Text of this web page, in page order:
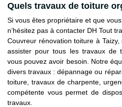
Quels travaux de toiture
Si vous êtes propriétaire et que
n’hésitez pas à contacter DH Tout
Couvreur rénovation toiture à
assister pour tous les travaux de
vous pouvez avoir besoin. Notre
divers travaux : dépannage ou
toiture, travaux de charpente,
compétente vous permet de
travaux.